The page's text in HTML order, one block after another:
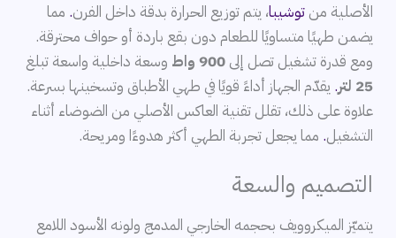
الأصلية منتوشيبا، يتم توزيع الحرارة بدقة داخل الفرن. مما
يضمن طهيًا متساويًا للطعام دون بقع باردة أو حواف محترقة.
ومع قدرة تشغيل تصل إلى900 واط
وسعة داخلية واسعة تبلغ
25 لتر
. يقدّم الجهاز أداءً قويًا في طهي الأطباق وتسخينها بسرعة.
علاوة على ذلك، تقلل تقنية العاكس الأصلي من الضوضاء أثناء
التشغيل. مما يجعل تجربة الطهي أكثر هدوءًا ومريحة.
التصميم والسعة
يتميّز الميكروويف بحجمه الخارجي المدمج ولونه الأسود اللامع